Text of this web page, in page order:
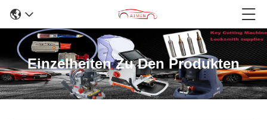
Einzelheiten Zu Den Produkten